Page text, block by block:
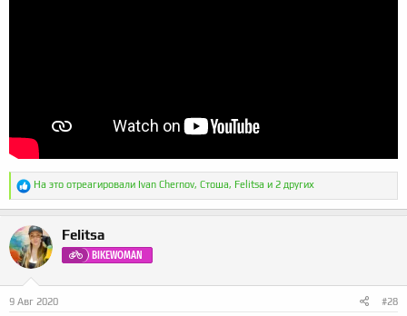
Р
а
к
ц
и
и
:
На это отреагировали Ivan Chernov, Стоша, Felitsa и 2 других
Felitsa
BIKEWOMAN
9 Авг 2020 #28